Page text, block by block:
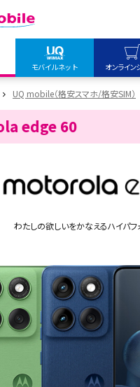
モバイルネット オンライン
my UQ WiMAX
WiMAX ご契約の方
My UQ mobile
UQ mobile
データチャージサイト
UQ mobile
ンラインショップ
UQ WiMAX
UQ mobile
売店舗
UQ WiMAX
UQ mobile（格安スマホ/格安SIM）
edge 60
わたしの欲しいをかなえるハイパフ